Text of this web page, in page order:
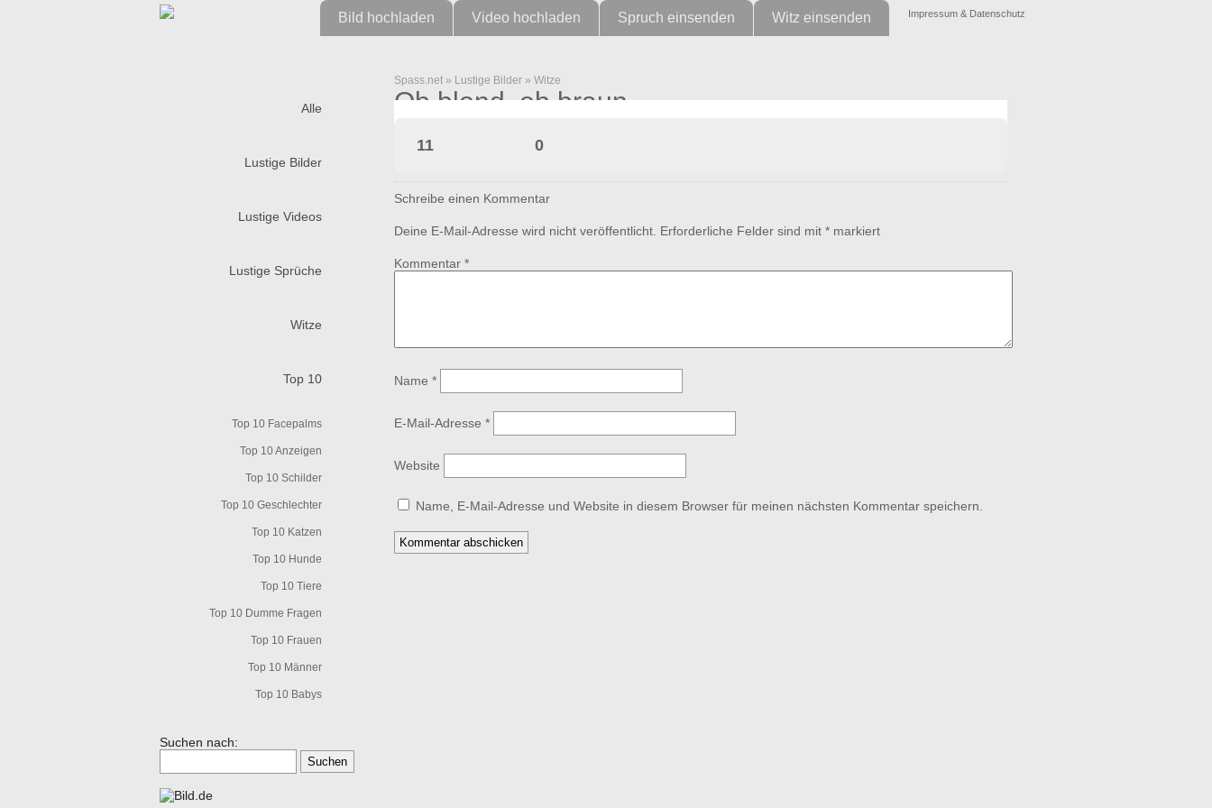
Impressum & Datenschutz
Bild hochladen Video hochladen Spruch einsenden Witz einsenden
Alle
Lustige Bilder
Lustige Videos
Lustige Sprüche
Witze
Top 10
Top 10 Facepalms
Top 10 Anzeigen
Top 10 Schilder
Top 10 Geschlechter
Top 10 Katzen
Top 10 Hunde
Top 10 Tiere
Top 10 Dumme Fragen
Top 10 Frauen
Top 10 Männer
Top 10 Babys
Suchen nach:
Spass.net » Lustige Bilder » Witze
Ob blond, ob braun…
11 0
Schreibe einen Kommentar
Deine E-Mail-Adresse wird nicht veröffentlicht. Erforderliche Felder sind mit * markiert
Kommentar *
Name *
E-Mail-Adresse *
Website
Name, E-Mail-Adresse und Website in diesem Browser für meinen nächsten Kommentar speichern.